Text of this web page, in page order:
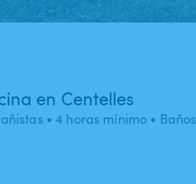
en Centelles
• 4 horas mínimo • Baños